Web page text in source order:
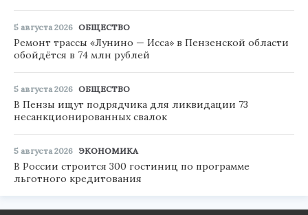
5 августа 2026 ОБЩЕСТВО
Ремонт трассы «Лунино — Исса» в Пензенской области
обойдётся в 74 млн рублей
5 августа 2026 ОБЩЕСТВО
В Пензы ищут подрядчика для ликвидации 73
несанкционированных свалок
5 августа 2026 ЭКОНОМИКА
В России строится 300 гостиниц по программе
льготного кредитования